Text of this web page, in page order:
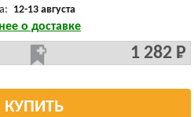
12-13 августа
о доставке
1 282 Р
КУПИТЬ